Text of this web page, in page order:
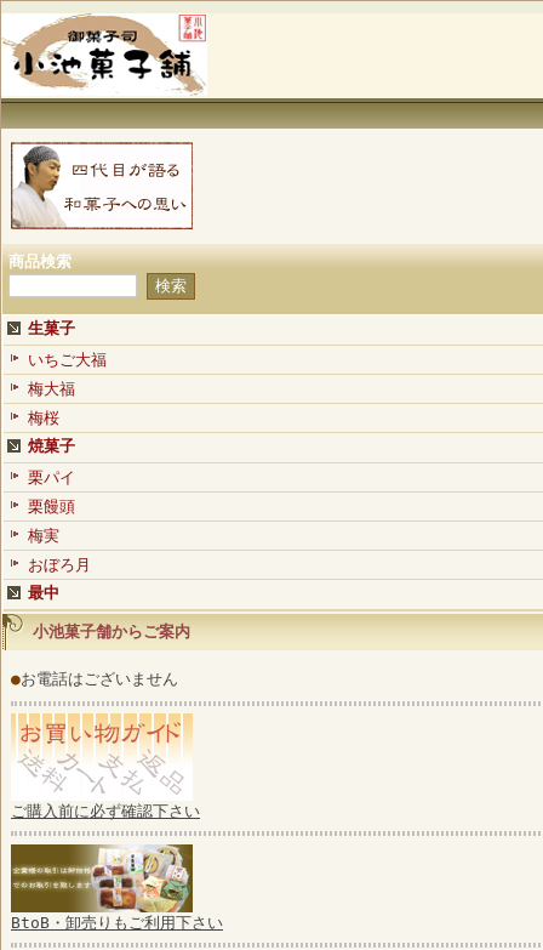
商品検索
生菓子
いちご大福
梅大福
梅桜
焼菓子
栗パイ
栗饅頭
梅実
おぼろ月
最中
小池菓子舗からご案内
●お電話はございません
ご購入前に必ず確認下さい
BtoB・卸売りもご利用下さい